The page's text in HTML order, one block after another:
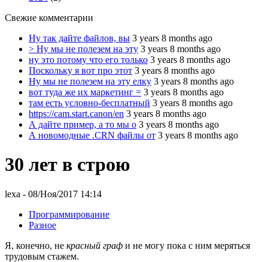
Свежие комментарии
Ну так дайте файлов, вы 3 years 8 months ago
> Ну мы не полезем на эту 3 years 8 months ago
ну это потому что его только 3 years 8 months ago
Поскольку я вот про этот 3 years 8 months ago
Ну мы не полезем на эту елку 3 years 8 months ago
вот туда же их маркетинг = 3 years 8 months ago
там есть условно-бесплатный 3 years 8 months ago
https://cam.start.canon/en 3 years 8 months ago
А дайте пример, а то мы о 3 years 8 months ago
А новомодные .CRN файлы от 3 years 8 months ago
30 лет в строю
lexa - 08/Ноя/2017 14:14
Программирование
Разное
Я, конечно, не красный граф и не могу пока с ним меряться
трудовым стажем.